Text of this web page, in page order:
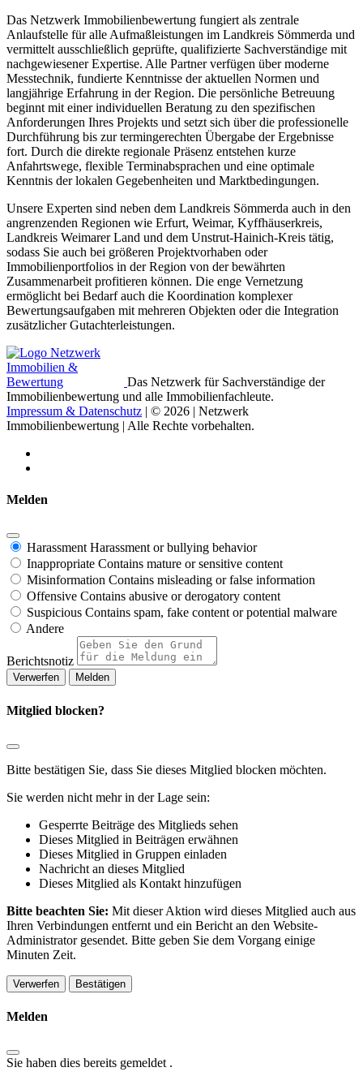
Das Netzwerk Immobilienbewertung fungiert als zentrale
Anlaufstelle für alle Aufmaßleistungen im Landkreis Sömmerda und
vermittelt ausschließlich geprüfte, qualifizierte Sachverständige mit
nachgewiesener Expertise. Alle Partner verfügen über moderne
Messtechnik, fundierte Kenntnisse der aktuellen Normen und
langjährige Erfahrung in der Region. Die persönliche Betreuung
beginnt mit einer individuellen Beratung zu den spezifischen
Anforderungen Ihres Projekts und setzt sich über die professionelle
Durchführung bis zur termingerechten Übergabe der Ergebnisse
fort. Durch die direkte regionale Präsenz entstehen kurze
Anfahrtswege, flexible Terminabsprachen und eine optimale
Kenntnis der lokalen Gegebenheiten und Marktbedingungen.
Unsere Experten sind neben dem Landkreis Sömmerda auch in den
angrenzenden Regionen wie Erfurt, Weimar, Kyffhäuserkreis,
Landkreis Weimarer Land und dem Unstrut-Hainich-Kreis tätig,
sodass Sie auch bei größeren Projektvorhaben oder
Immobilienportfolios in der Region von der bewährten
Zusammenarbeit profitieren können. Die enge Vernetzung
ermöglicht bei Bedarf auch die Koordination komplexer
Bewertungsaufgaben mit mehreren Objekten oder die Integration
zusätzlicher Gutachterleistungen.
Das Netzwerk für Sachverständige der
Immobilienbewertung und alle Immobilienfachleute.
Impressum & Datenschutz | © 2026 | Netzwerk
Immobilienbewertung | Alle Rechte vorbehalten.
Melden
Harassment Harassment or bullying behavior
Inappropriate Contains mature or sensitive content
Misinformation Contains misleading or false information
Offensive Contains abusive or derogatory content
Suspicious Contains spam, fake content or potential malware
Andere
Berichtsnotiz
Melden
Mitglied blocken?
Bitte bestätigen Sie, dass Sie dieses Mitglied blocken möchten.
Sie werden nicht mehr in der Lage sein:
Gesperrte Beiträge des Mitglieds sehen
Dieses Mitglied in Beiträgen erwähnen
Dieses Mitglied in Gruppen einladen
Nachricht an dieses Mitglied
Dieses Mitglied als Kontakt hinzufügen
Bitte beachten Sie: Mit dieser Aktion wird dieses Mitglied auch aus
Ihren Verbindungen entfernt und ein Bericht an den Website-
Administrator gesendet. Bitte geben Sie dem Vorgang einige
Minuten Zeit.
Bestätigen
Melden
Sie haben dies bereits gemeldet .